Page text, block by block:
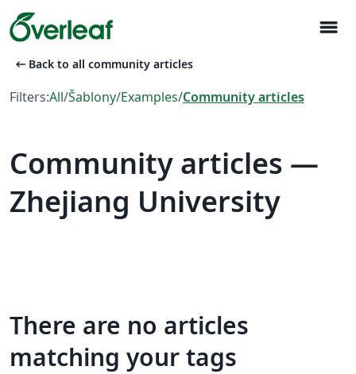
menu
arrow_left_alt Back to all community articles
Filters:All/Šablony/Examples/Community articles
Community articles —
Zhejiang University
There are no articles
matching your tags